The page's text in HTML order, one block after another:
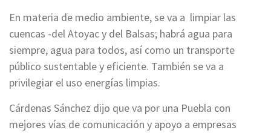
En materia de medio ambiente, se va a limpiar las
cuencas -del Atoyac y del Balsas; habrá agua para
siempre, agua para todos, así como un transporte
público sustentable y eficiente. También se va a
privilegiar el uso energías limpias.
Cárdenas Sánchez dijo que va por una Puebla con
mejores vías de comunicación y apoyo a empresas